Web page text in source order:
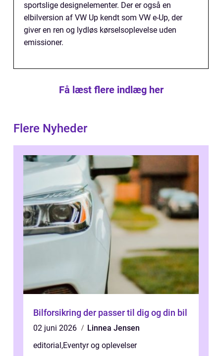
sportslige designelementer. Der er også en
elbilversion af VW Up kendt som VW e-Up, der
giver en ren og lydløs kørselsoplevelse uden
emissioner.
Få læst flere indlæg her
Flere Nyheder
Bilforsikring der passer til dig og din bil
02 juni 2026
Linnea Jensen
editorial ,Eventyr og oplevelser